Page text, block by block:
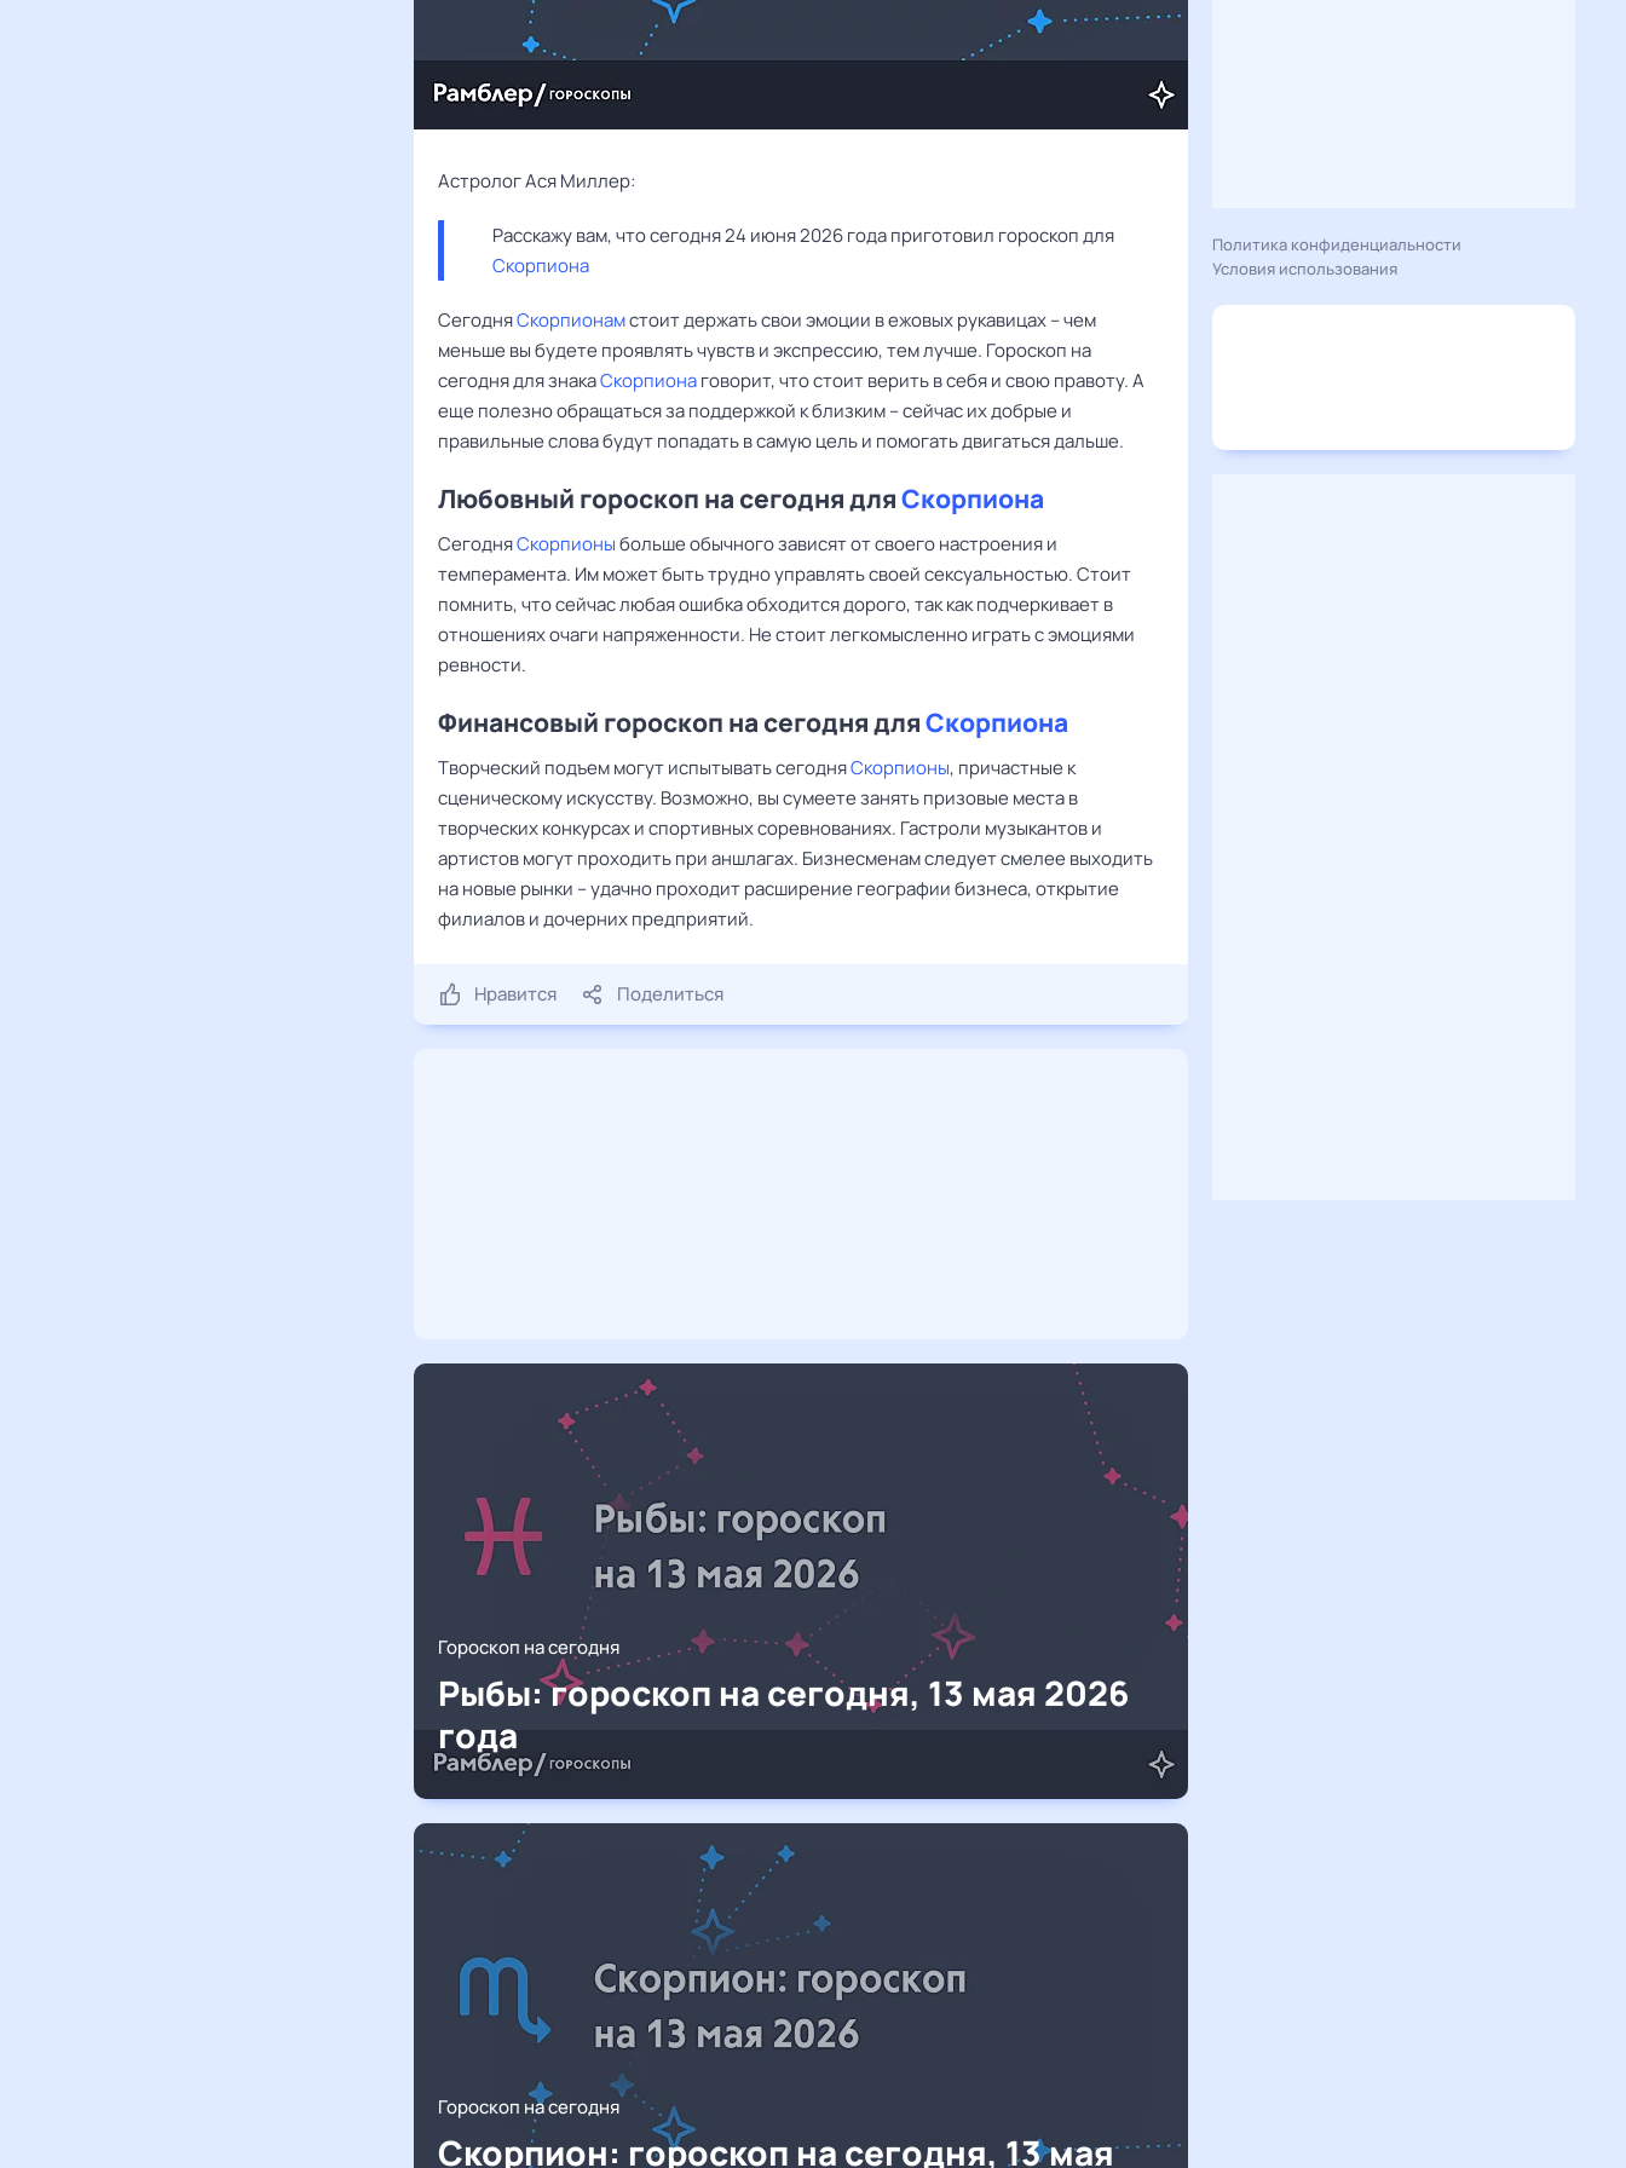
Астролог Ася Миллер:
Скорпиона
СегодняСкорпионамстоит держать свои эмоции в ежовых рукавицах – чем
меньше вы будете проявлять чувств и экспрессию, тем лучше. Гороскоп на
сегодня для знакаСкорпионаговорит, что стоит верить в себя и свою правоту. А
еще полезно обращаться за поддержкой к близким – сейчас их добрые и
правильные слова будут попадать в самую цель и помогать двигаться дальше.
Любовный гороскоп на сегодня дляСкорпиона
СегодняСкорпионыбольше обычного зависят от своего настроения и
темперамента. Им может быть трудно управлять своей сексуальностью. Стоит
помнить, что сейчас любая ошибка обходится дорого, так как подчеркивает в
отношениях очаги напряженности. Не стоит легкомысленно играть с эмоциями
ревности.
Финансовый гороскоп на сегодня дляСкорпиона
Творческий подъем могут испытывать сегодняСкорпионы, причастные к
сценическому искусству. Возможно, вы сумеете занять призовые места в
творческих конкурсах и спортивных соревнованиях. Гастроли музыкантов и
артистов могут проходить при аншлагах. Бизнесменам следует смелее выходить
на новые рынки – удачно проходит расширение географии бизнеса, открытие
филиалов и дочерних предприятий.
Нравится Поделиться
Гороскоп на сегодня
Рыбы: гороскоп на сегодня, 13 мая 2026
года
Гороскоп на сегодня
Скорпион: гороскоп на сегодня, 13 мая
Политика конфиденциальности
Условия использования